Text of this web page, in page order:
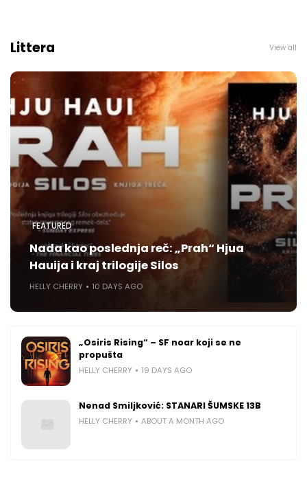
Littera View all
FEATURED
Nada kao poslednja reč: „Prah“ Hjua
Hauija i kraj trilogije Silos
HELLY CHERRY 10 DAYS AGO
„Osiris Rising“ – SF noar koji se ne
propušta
HELLY CHERRY 19 DAYS AGO
Nenad Smiljković: STANARI ŠUMSKE 13B
HELLY CHERRY ABOUT A MONTH AGO